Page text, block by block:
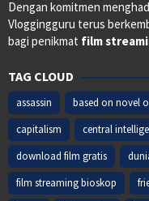
Dengan komitmen
Vloggingguru terus
bagi penikmat film
TAG CLOUD
assassin based on novel
capitalism
central
download film gratis
film streaming bioskop